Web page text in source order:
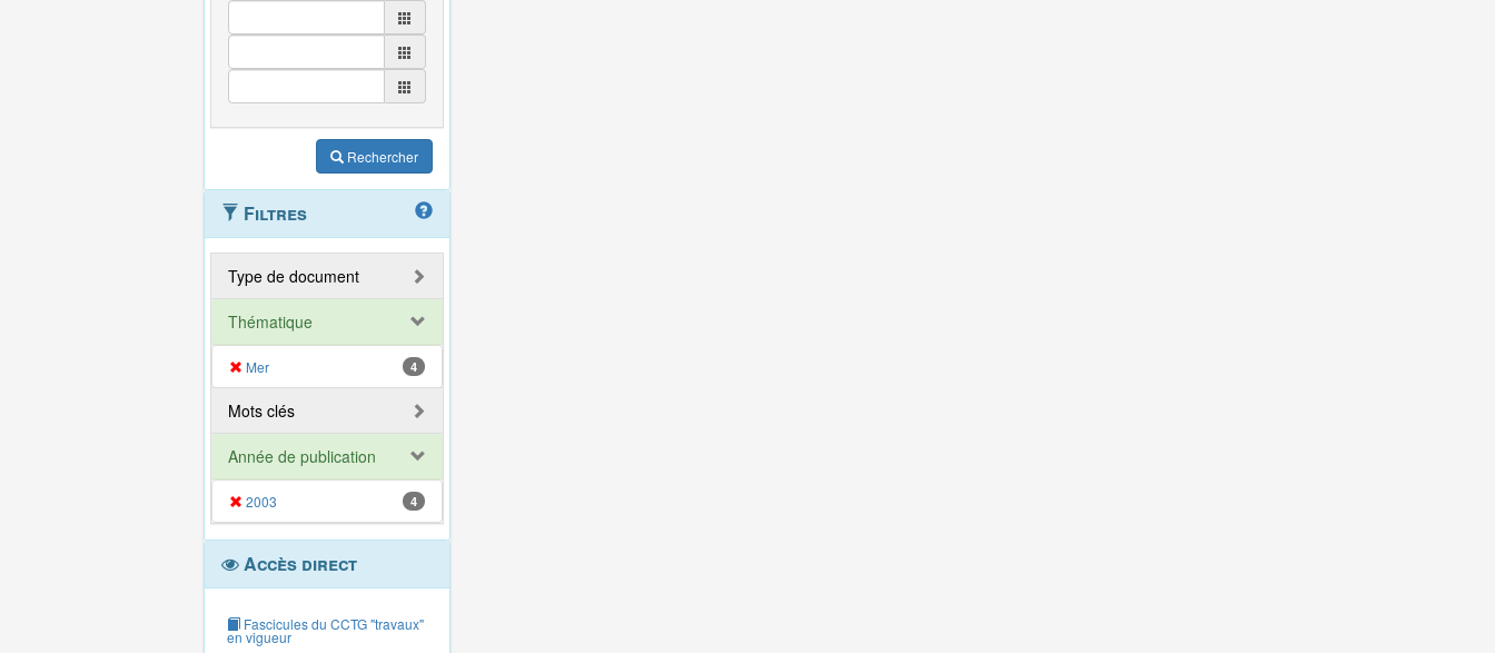
Rechercher
Filtres
Type de document
Thématique
Mer 4
Mots clés
Année de publication
2003 4
Accès direct
Fascicules du CCTG "travaux"
en vigueur